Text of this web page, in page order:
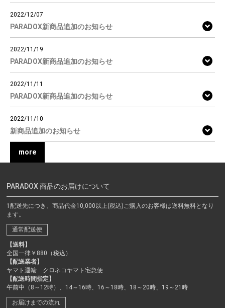
2022/12/07
PARADOX新商品追加のお知らせ
2022/11/19
PARADOX新商品追加のお知らせ
2022/11/11
PARADOX新商品追加のお知らせ
2022/11/10
新商品追加のお知らせ
more
PARADOX 商品のお届けについて
1配送先につき、商品代金10,000以上(税込)ご購入のお客様は送料無料となり
ます。
通常配送便
【送料】
全国一律￥880（税込）
【配送業者】
ヤマト運輸 クロネコヤマト宅急便
【配送時間指定】
午前中（8～12時）、14～16時、16～18時、18～20時、19～21時
お届けまでの流れ